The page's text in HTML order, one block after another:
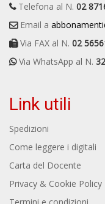
Telefona al N. 02
Email a
Via FAX al N. 02
Via WhatsApp al N.
Link utili
Spedizioni
Come leggere i digitali
Carta del Docente
Privacy & Cookie Policy